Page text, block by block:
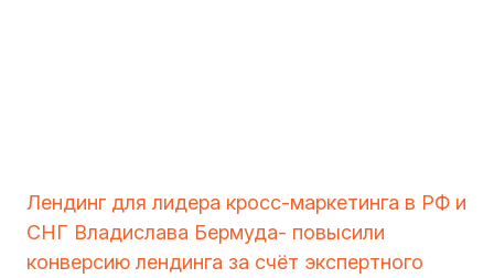
Лендинг для лидера кросс-маркетинга в РФ и
СНГ Владислава Бермуда- повысили
конверсию лендинга за счёт экспертного